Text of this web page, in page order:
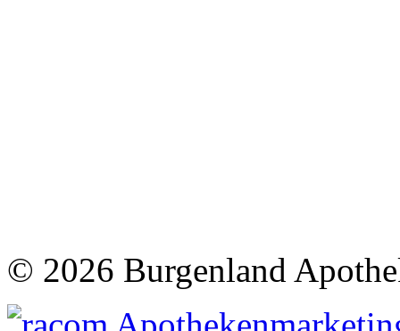
© 2026 Burgenland